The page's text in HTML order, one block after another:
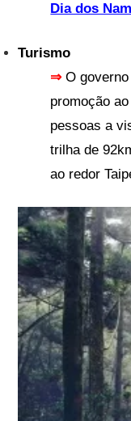
Dia dos
Turismo
⇒O
promoção
pessoas a
trilha de
ao redor